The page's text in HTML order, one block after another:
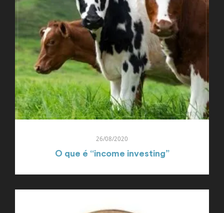
26/08/2020
O que é “income investing”